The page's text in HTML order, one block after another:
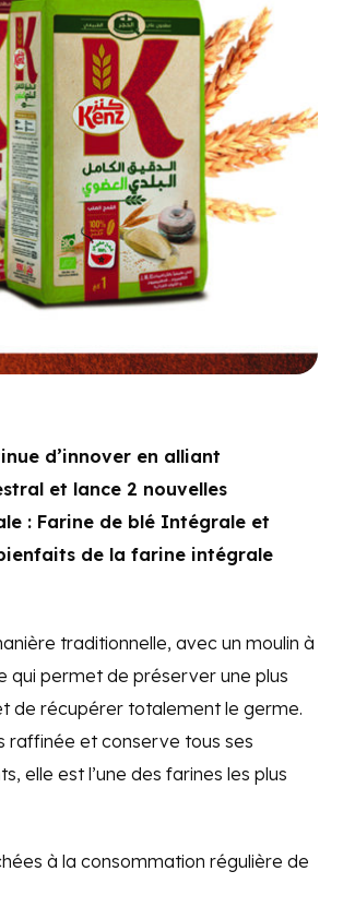
d’innover en alliant
et lance 2 nouvelles
: Farine de blé Intégrale et
de la farine intégrale
traditionnelle, avec un moulin à
qui permet de préserver une plus
de récupérer totalement le germe.
raffinée et conserve tous ses
elle est l’une des farines les plus
à la consommation régulière de